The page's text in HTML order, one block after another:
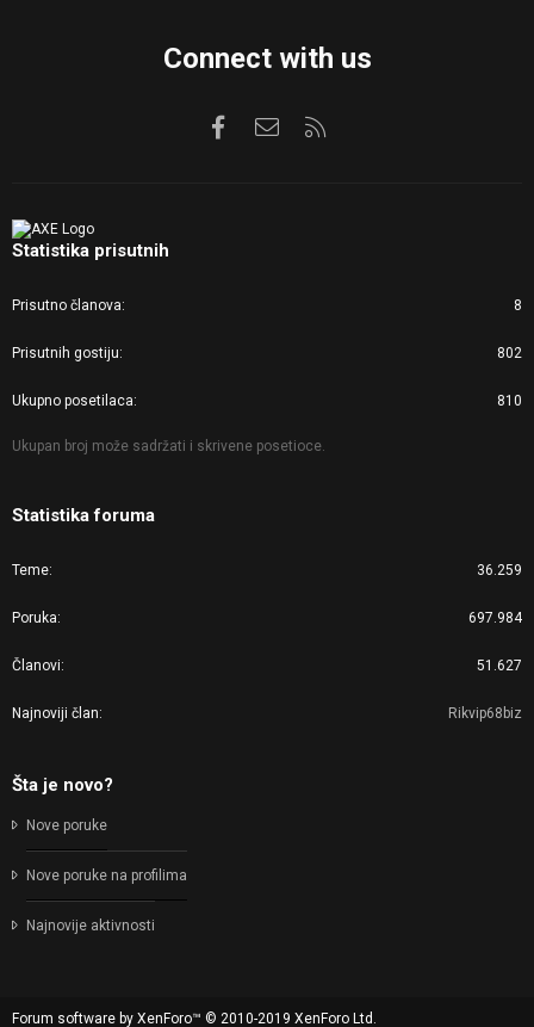
Connect with us
FacebookKontaktirajte nas
Statistika prisutnih
Prisutno članova 8
Prisutnih gostiju 802
Ukupno posetilaca 810
Ukupan broj može sadržati i skrivene posetioce.
Statistika foruma
Teme 36.259
Poruka 697.984
Članovi 51.627
Najnoviji član Rikvip68biz
Šta je novo?
Nove poruke
Nove poruke na profilima
Najnovije aktivnosti
Forum software by XenForo™ © 2010-2019 XenForo Ltd.